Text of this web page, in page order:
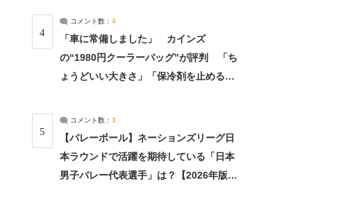
4
コメント数： 4
「車に常備しました」 カインズ
の“1980円クーラーバッグ”が評判 「ち
ょうどいい大きさ」「保冷剤を止めるベ
5
コメント数： 3
【バレーボール】ネーションズリーグ日
本ラウンドで活躍を期待している「日本
男子バレー代表選手」は？【2026年版・